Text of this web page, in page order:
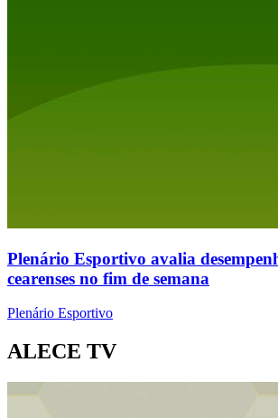
Plenário Esportivo avalia
cearenses no fim de semana
Plenário Esportivo
ALECE TV